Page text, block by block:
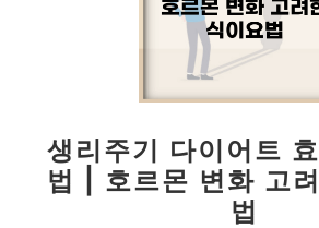
생리주기 다이어트
법 | 호르몬 변화 고
법